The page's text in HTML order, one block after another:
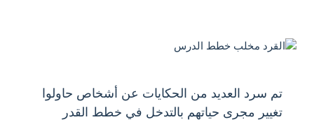
تم سرد العديد من الحكايات عن أشخاص حاولوا
تغيير مجرى حياتهم بالتدخل في خطط القدر